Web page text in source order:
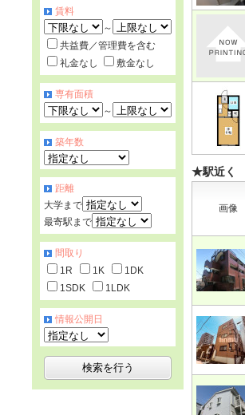
★駅近く
画像
賃料
～
共益費／管理費を含む
礼金なし
敷金なし
専有面積
～
築年数
距離
大学まで
最寄駅まで
間取り
1R
1K
1DK
1SDK
1LDK
情報公開日